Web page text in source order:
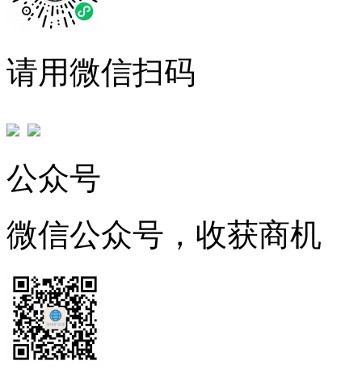
请用微信扫码
公众号
微信公众号，收获商机